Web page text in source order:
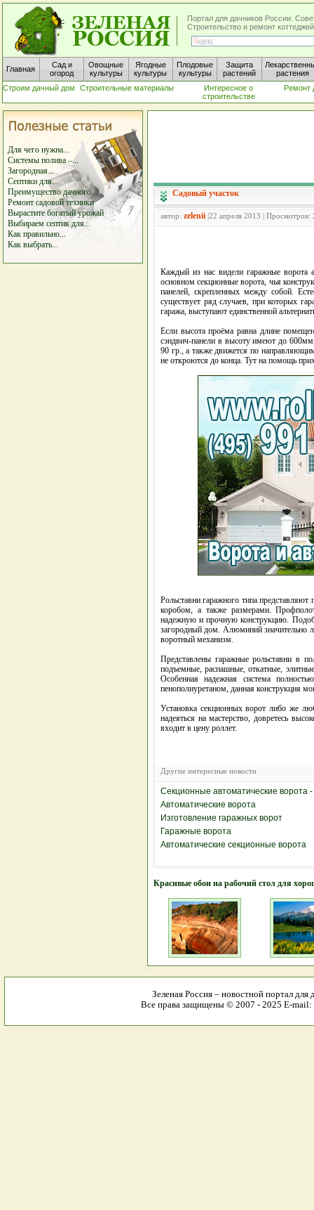
Портал для дачников России.
Строительство и ремонт
Главная
Сад и
огород
Овощные
культуры
Ягодные
культуры
Плодовые
культуры
Защита
растений
растения
Строим дачный дом
Строительные материалы
Интересное о
строительстве
Ремонт
Для чего нужна...
Системы полива –...
Загородная...
Септики для...
Преимущество дачного...
Ремонт садовой техники
Вырастите богатый урожай
Выбираем септик для...
Как правильно...
Как выбрать...
Садовый участок
автор: zelenii |22 апреля 2013 | Просмотров:
Каждый из нас видели гаражные ворота
основном секционные ворота, чья
панелей, скрепленных между собой.
существует ряд случаев, при которых
гаража, выступают единственной
Если высота проёма равна длине
сэндвич-панели в высоту имеют до 600мм,
90 гр., а также движется по
не откроются до конца. Тут на помощь
Рольставни гаражного типа
коробом, а также размерами.
надежную и прочную конструкцию.
загородный дом. Алюминий значительно
воротный механизм.
Представлены гаражные рольставни в
подъемные, распашные, откатные,
Особенная надежная система
пенополиуретаном, данная конструкция
Установка секционных ворот либо же
надеяться на мастерство, довретесь
входит в цену роллет.
Другие интересные новости
Секционные автоматические ворота
Автоматические ворота
Изготовление гаражных ворот
Гаражные ворота
Автоматические секционные ворота
Красивые обои на рабочий стол для
Зеленая Россия – новостной портал для
Все права защищены © 2007 - 2025 E-mail: